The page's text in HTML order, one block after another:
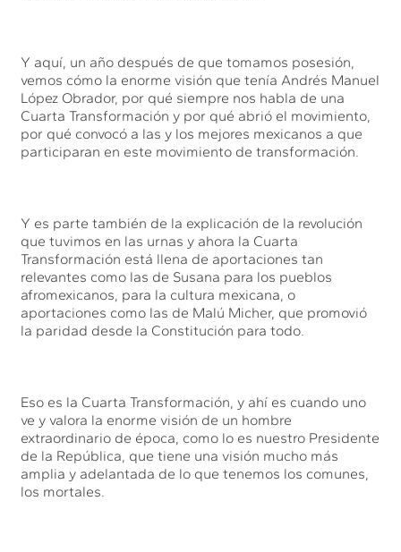
Y aquí, un año después de que tomamos posesión,
vemos cómo la enorme visión que tenía Andrés Manuel
López Obrador, por qué siempre nos habla de una
Cuarta Transformación y por qué abrió el movimiento,
por qué convocó a las y los mejores mexicanos a que
participaran en este movimiento de transformación.
Y es parte también de la explicación de la revolución
que tuvimos en las urnas y ahora la Cuarta
Transformación está llena de aportaciones tan
relevantes como las de Susana para los pueblos
afromexicanos, para la cultura mexicana, o
aportaciones como las de Malú Micher, que promovió
la paridad desde la Constitución para todo.
Eso es la Cuarta Transformación, y ahí es cuando uno
ve y valora la enorme visión de un hombre
extraordinario de época, como lo es nuestro Presidente
de la República, que tiene una visión mucho más
amplia y adelantada de lo que tenemos los comunes,
los mortales.